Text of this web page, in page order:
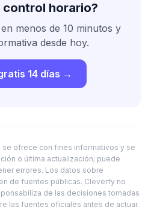
control horario?
menos de 10 minutos y
desde hoy.
14 días →
se ofrece con fines informativos y se
o última actualización; puede
errores. Los datos sobre
de fuentes públicas. Cleverfy no
de las decisiones tomadas
las fuentes oficiales antes de actuar.